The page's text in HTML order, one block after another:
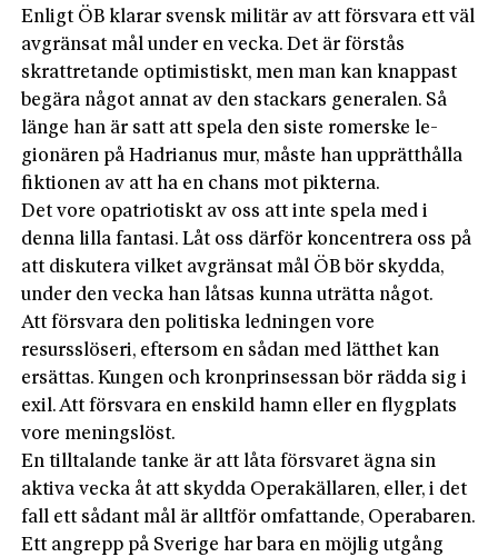
Enligt ÖB klarar svensk militär av att försvara ett väl
avgränsat mål under en vecka. Det är förstås
skrattretande optimistiskt, men man kan knappast
begära något annat av den stackars generalen. Så
länge han är satt att spela den siste romerske le­
gionären på Hadrianus mur, måste han upprätthålla
fiktionen av att ha en chans mot pikterna.
Det vore opatriotiskt av oss att inte spela med i
denna lilla fantasi. Låt oss därför koncentrera oss på
att diskutera vilket avgränsat mål ÖB bör skydda,
under den vecka han låtsas kunna uträtta något.
Att försvara den politiska ledningen vore
resursslöseri, eftersom en sådan med lätthet kan
ersättas. Kungen och kronprinsessan bör rädda sig i
exil. Att försvara en enskild hamn eller en flygplats
vore meningslöst.
En tilltalande tanke är att låta försvaret ägna sin
aktiva vecka åt att skydda Operakällaren, eller, i det
fall ett sådant mål är alltför omfattande, Operabaren.
Ett angrepp på Sverige har bara en möjlig utgång